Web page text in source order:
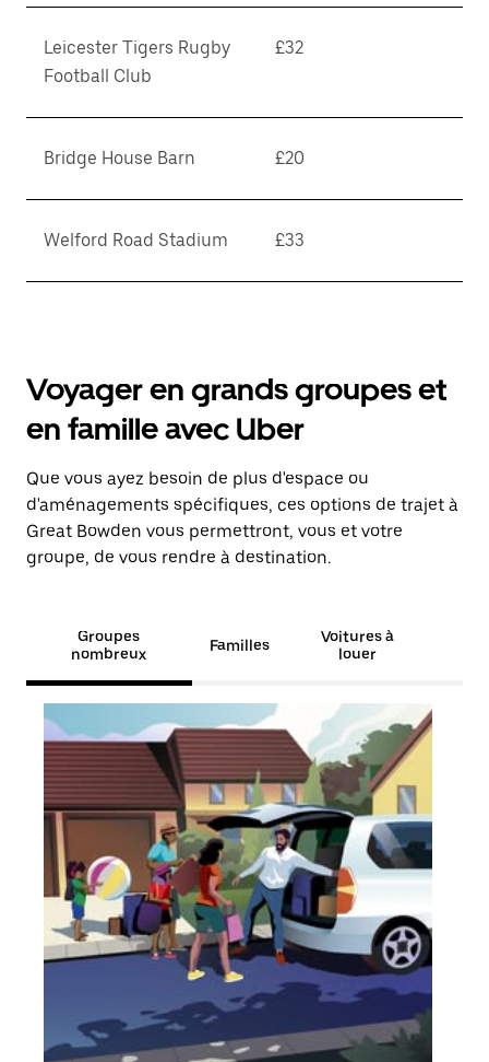
Leicester Tigers Rugby
Football Club
£32
Bridge House Barn £20
Welford Road Stadium £33
Voyager en grands groupes et
en famille avec Uber
Que vous ayez besoin de plus d'espace ou
d'aménagements spécifiques, ces options de trajet à
Great Bowden vous permettront, vous et votre
groupe, de vous rendre à destination.
Groupes
nombreux
Familles
Voitures à
louer